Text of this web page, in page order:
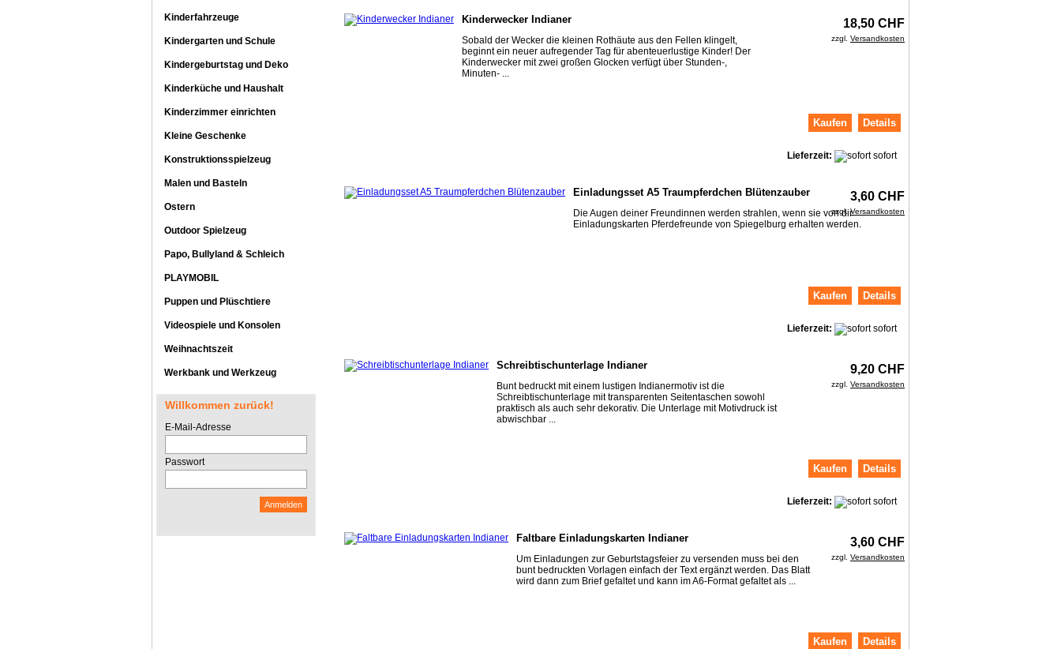
Kinderwecker Indianer
Sobald der Wecker die kleinen Rothäute aus den Fellen klingelt,
beginnt ein neuer aufregender Tag für abenteuerlustige Kinder! Der
Kinderwecker mit zwei großen Glocken verfügt über Stunden-,
Minuten- ...
18,50 CHF
zzgl. Versandkosten
Kaufen Details
Lieferzeit: sofort
Einladungsset A5 Traumpferdchen Blütenzauber
Die Augen deiner Freundinnen werden strahlen, wenn sie von dir
Einladungskarten Pferdefreunde von Spiegelburg erhalten werden.
3,60 CHF
zzgl.Versandkosten
Kaufen Details
Lieferzeit: sofort
Schreibtischunterlage Indianer
Bunt bedruckt mit einem lustigen Indianermotiv ist die
Schreibtischunterlage mit transparenten Seitentaschen sowohl
praktisch als auch sehr dekorativ. Die Unterlage mit Motivdruck ist
abwischbar ...
9,20 CHF
zzgl. Versandkosten
Kaufen Details
Lieferzeit: sofort
Faltbare Einladungskarten Indianer
Um Einladungen zur Geburtstagsfeier zu versenden muss bei den
bunt bedruckten Vorlagen einfach der Text ergänzt werden. Das Blatt
wird dann zum Brief gefaltet und kann im A6-Format gefaltet als ...
3,60 CHF
zzgl. Versandkosten
Kaufen Details
Kinderfahrzeuge
Kindergarten und Schule
Kindergeburtstag und Deko
Kinderküche und Haushalt
Kinderzimmer einrichten
Kleine Geschenke
Konstruktionsspielzeug
Malen und Basteln
Ostern
Outdoor Spielzeug
Papo, Bullyland & Schleich
PLAYMOBIL
Puppen und Plüschtiere
Videospiele und Konsolen
Weihnachtszeit
Werkbank und Werkzeug
Willkommen zurück!
E-Mail-Adresse
Passwort